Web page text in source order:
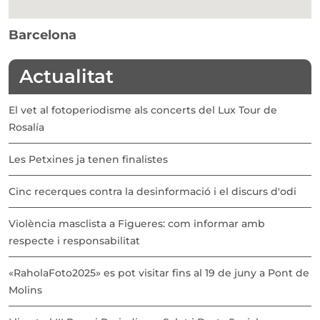
Barcelona
Actualitat
El vet al fotoperiodisme als concerts del Lux Tour de
Rosalía
Les Petxines ja tenen finalistes
Cinc recerques contra la desinformació i el discurs d'odi
Violència masclista a Figueres: com informar amb
respecte i responsabilitat
«RaholaFoto2025» es pot visitar fins al 19 de juny a Pont de
Molins